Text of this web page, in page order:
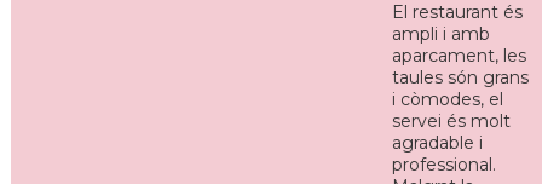
El restaurant és
ampli i amb
aparcament, les
taules són grans
i còmodes, el
servei és molt
agradable i
professional.